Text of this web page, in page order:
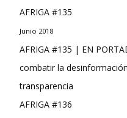
AFRIGA #135
Junio 2018
AFRIGA #135 | EN
combatir la
transparencia
AFRIGA #136